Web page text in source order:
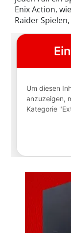
Enix Action,
Raider